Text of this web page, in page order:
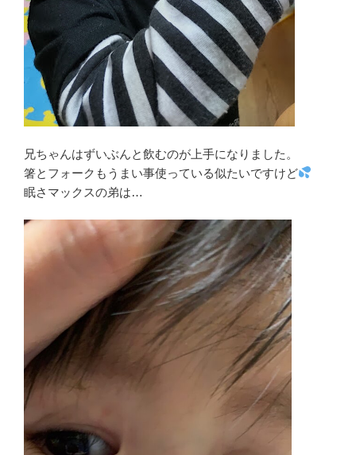
兄ちゃんはずいぶんと飲むのが上手になりました。
箸とフォークもうまい事使っている似たいですけど
眠さマックスの弟は…